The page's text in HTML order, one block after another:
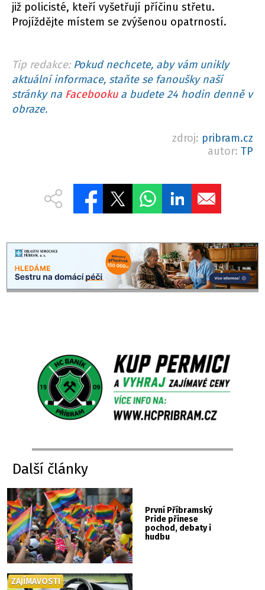
již policisté, kteří vyšetřují příčinu střetu.
Projíždějte místem se zvýšenou opatrností.
Tip redakce: Pokud nechcete, aby vám unikly
aktuální informace, staňte se fanoušky naší
stránky na Facebookua budete 24 hodin denně v
obraze.
zdroj: pribram.cz
autor: TP
Další články
První Příbramský
Pride přinese
pochod, debaty i
hudbu
ZAJÍMAVOSTI